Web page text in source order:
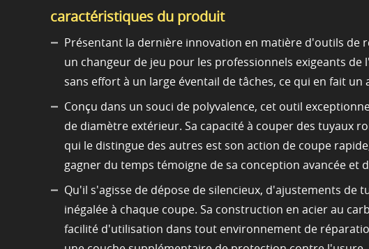
caractéristiques du produit
Présentant la dernière innovation en matière d'outils de
un changeur de jeu pour les professionnels exigeants
sans effort à un large éventail de tâches, ce qui en fait
Conçu dans un souci de polyvalence, cet outil
de diamètre extérieur. Sa capacité à couper des tuyaux
qui le distingue des autres est son action de coupe
gagner du temps témoigne de sa conception avancée et
Qu'il s'agisse de dépose de silencieux, d'ajustements
inégalée à chaque coupe. Sa construction en acier au
facilité d'utilisation dans tout environnement de